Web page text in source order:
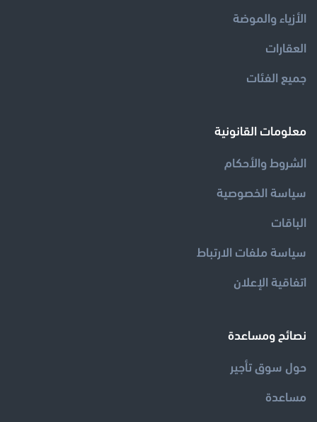
الأزياء والموضة
العقارات
جميع الفئات
معلومات القانونية
الشروط والأحكام
سياسة الخصوصية
الباقات
سياسة ملفات الارتباط
اتفاقية الإعلان
نصائح ومساعدة
مساعدة